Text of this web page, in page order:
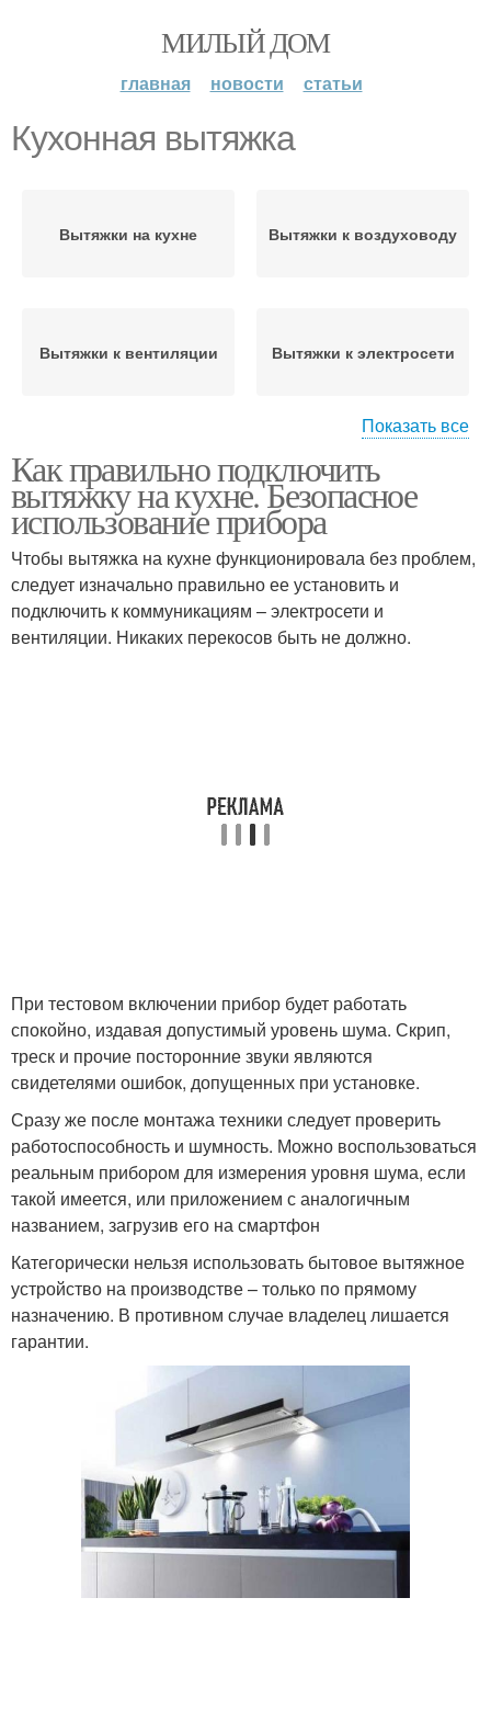
МИЛЫЙ ДОМ
главная новости статьи
Кухонная вытяжка
Вытяжки на кухне Вытяжки к воздуховоду
Вытяжки к вентиляции Вытяжки к электросети
Линии для вытяжки
плитой
Вытяжка над плитой Вытяжка в системе
Вытяжки без отвода
Показать все
Как правильно подключить
вытяжку на кухне. Безопасное
использование прибора
Чтобы вытяжка на кухне функционировала без проблем,
следует изначально правильно ее установить и
подключить к коммуникациям – электросети и
вентиляции. Никаких перекосов быть не должно.
При тестовом включении прибор будет работать
спокойно, издавая допустимый уровень шума. Скрип,
треск и прочие посторонние звуки являются
свидетелями ошибок, допущенных при установке.
Сразу же после монтажа техники следует проверить
работоспособность и шумность. Можно воспользоваться
реальным прибором для измерения уровня шума, если
такой имеется, или приложением с аналогичным
названием, загрузив его на смартфон
Категорически нельзя использовать бытовое вытяжное
устройство на производстве – только по прямому
назначению. В противном случае владелец лишается
гарантии.